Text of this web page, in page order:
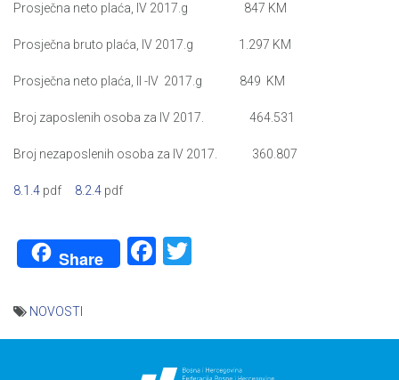
Prosječna neto plaća, IV 2017.g 847 KM
Prosječna bruto plaća, IV 2017.g 1.297 KM
Prosječna neto plaća, II -IV 2017.g 849 KM
Broj zaposlenih osoba za IV 2017. 464.531
Broj nezaposlenih osoba za IV 2017. 360.807
8.1.4 pdf 8.2.4 pdf
Share Facebook
NOVOSTI